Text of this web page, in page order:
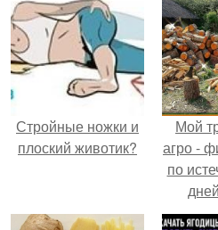
Стройные ножки и
плоский животик?
Мой
агро -
по